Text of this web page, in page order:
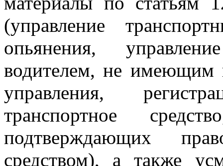
(управление
опьянения,
водителем, не имеющим
управления,
транспортное
подтверждающих
средством), а также